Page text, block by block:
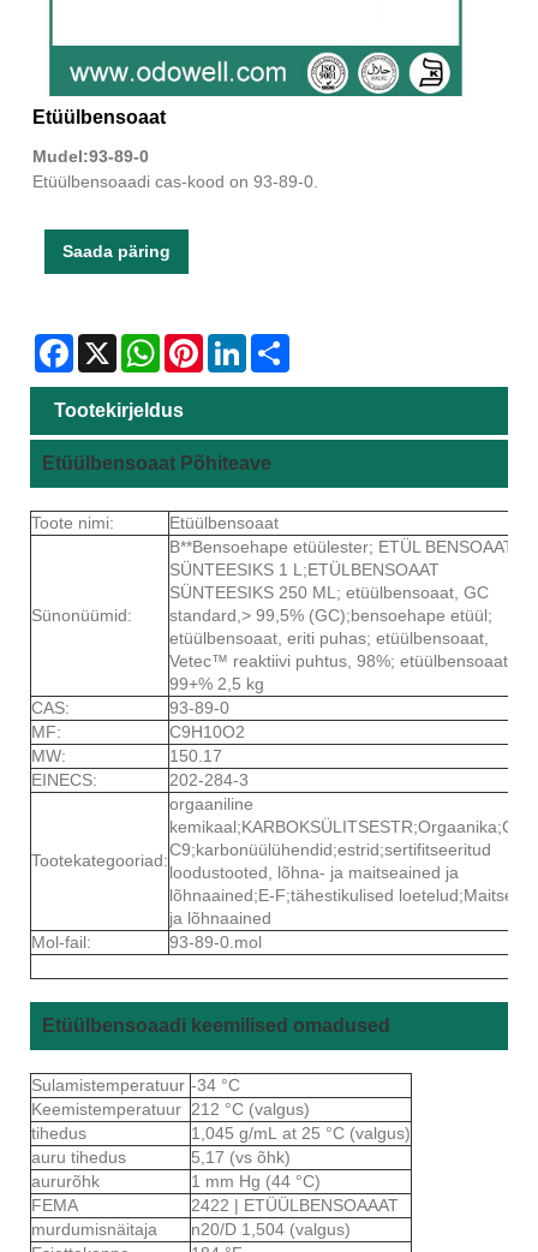
Etüülbensoaat
Mudel:93-89-0
Etüülbensoaadi cas-kood on 93-89-0.
Saada päring
Facebook
X WhatsAppPinterestLinkedIn
Tootekirjeldus
Etüülbensoaat Põhiteave
Toote nimi: Etüülbensoaat
Sünonüümid:
B**Bensoehape etüülester; ETÜL BENSOAAT
SÜNTEESIKS 1 L;ETÜLBENSOAAT
SÜNTEESIKS 250 ML; etüülbensoaat, GC
standard,> 99,5% (GC);bensoehape etüül;
etüülbensoaat, eriti puhas; etüülbensoaat,
Vetec™ reaktiivi puhtus, 98%; etüülbensoaat,
99+% 2,5 kg
CAS:
93-89-0
MF:
C9H10O2
MW:
150.17
EINECS:
202-284-3
Tootekategooriad:
orgaaniline
kemikaal;KARBOKSÜLITSESTR;Orgaanika;C8-
C9;karbonüülühendid;estrid;sertifitseeritud
loodustooted, lõhna- ja maitseained ja
lõhnaained;E-F;tähestikulised loetelud;Maitsed
ja lõhnaained
Mol-fail:
93-89-0.mol
Etüülbensoaadi keemilised omadused
Sulamistemperatuur -34 °C
Keemistemperatuur 212 °C (valgus)
tihedus
1,045 g/mL at 25 °C (valgus)
auru tihedus
5,17 (vs õhk)
aururõhk
1 mm Hg (44 °C)
FEMA
2422 | ETÜÜLBENSOAAAT
murdumisnäitaja
n20/D 1,504 (valgus)